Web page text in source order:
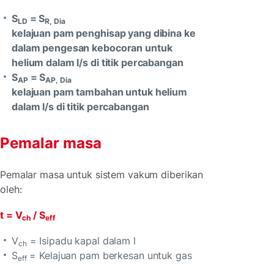
SLD = SR, Dia
kelajuan pam penghisap yang dibina ke
dalam pengesan kebocoran untuk
helium dalam l/s di titik percabangan
SAP= SAP, Dia
kelajuan pam tambahan untuk helium
dalam l/s di titik percabangan
Pemalar masa
Pemalar masa untuk sistem vakum diberikan
oleh:
t = Vch / Seff
Vch= Isipadu kapal dalam l
Seff= Kelajuan pam berkesan untuk gas